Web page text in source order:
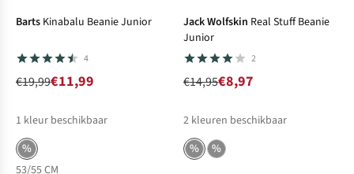
Barts Kinabalu Beanie Junior
4
€19,99€11,99
1 kleur beschikbaar
%
53/55 CM
Jack Wolfskin Real Stuff Beanie
Junior
2
€14,95€8,97
2 kleuren beschikbaar
%
%